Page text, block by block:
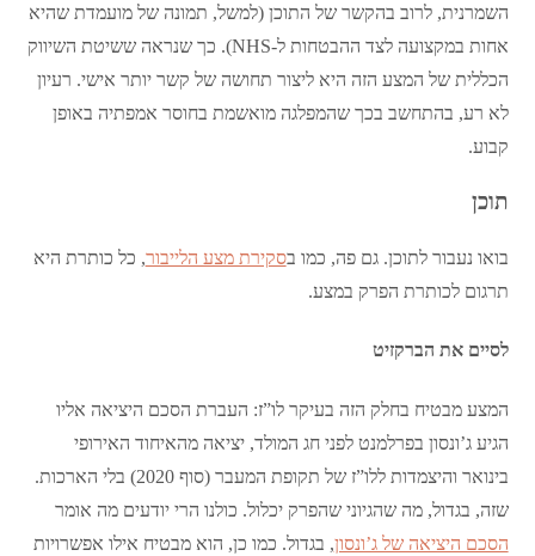
השמרנית, לרוב בהקשר של התוכן (למשל, תמונה של מועמדת שהיא
אחות במקצועה לצד ההבטחות ל-NHS). כך שנראה ששיטת השיווק
הכללית של המצע הזה היא ליצור תחושה של קשר יותר אישי. רעיון
לא רע, בהתחשב בכך שהמפלגה מואשמת בחוסר אמפתיה באופן
קבוע.
תוכן
בואו נעבור לתוכן. גם פה, כמו בסקירת מצע הלייבור, כל כותרת היא
תרגום לכותרת הפרק במצע.
לסיים את הברקזיט
המצע מבטיח בחלק הזה בעיקר לו”ז: העברת הסכם היציאה אליו
הגיע ג’ונסון בפרלמנט לפני חג המולד, יציאה מהאיחוד האירופי
בינואר והיצמדות ללו”ז של תקופת המעבר (סוף 2020) בלי הארכות.
שזה, בגדול, מה שהגיוני שהפרק יכלול. כולנו הרי יודעים מה אומר
הסכם היציאה של ג’ונסון, בגדול. כמו כן, הוא מבטיח אילו אפשרויות